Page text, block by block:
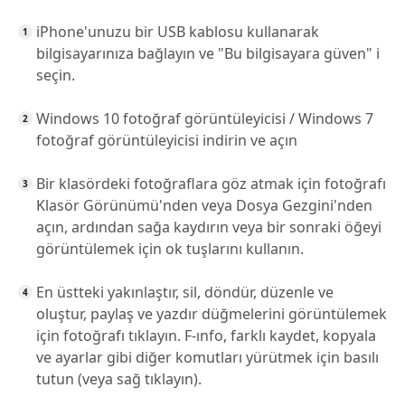
iPhone'unuzu bir USB kablosu kullanarak
bilgisayarınıza bağlayın ve "Bu bilgisayara güven" i
seçin.
Windows 10 fotoğraf görüntüleyicisi / Windows 7
fotoğraf görüntüleyicisi indirin ve açın
Bir klasördeki fotoğraflara göz atmak için fotoğrafı
Klasör Görünümü'nden veya Dosya Gezgini'nden
açın, ardından sağa kaydırın veya bir sonraki öğeyi
görüntülemek için ok tuşlarını kullanın.
En üstteki yakınlaştır, sil, döndür, düzenle ve
oluştur, paylaş ve yazdır düğmelerini görüntülemek
için fotoğrafı tıklayın. F-ınfo, farklı kaydet, kopyala
ve ayarlar gibi diğer komutları yürütmek için basılı
tutun (veya sağ tıklayın).